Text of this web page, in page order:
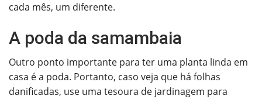
cada mês, um diferente.
A poda da samambaia
Outro ponto importante para ter uma planta linda em
casa é a poda. Portanto, caso veja que há folhas
danificadas, use uma tesoura de jardinagem para